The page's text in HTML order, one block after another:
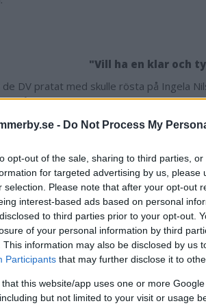
- Do Not Process My
opt-out of the sale, sharing to third parties,
for targeted advertising by us, please
selection. Please note that after your opt-out
interest-based ads based on personal
to third parties prior to your opt-out.
of your personal information by third
This information may also be disclosed by us
Participants that may further disclose it to
that this website/app uses one or more
but not limited to your visit or usage
"Vill ha en klar och
de DV pratat med skulle rösta på Ingela
på stämman.
ställer upp skulle jag rösta på henne.
väljarkår kryssade henne. Jag tycker
tredje person som vi pratat med.
ingenting emot Jacob och finns bara ett
alternativ, som jag misstänker, röstar
av vad som har hänt. Vi har satt oss i
och fattat beslut på delvis felaktiga eller
Nilsson Nachtweij ställer upp?